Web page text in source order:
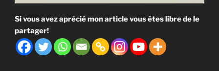
Si vous avez aprécié mon article vous êtes libre de le
partager!